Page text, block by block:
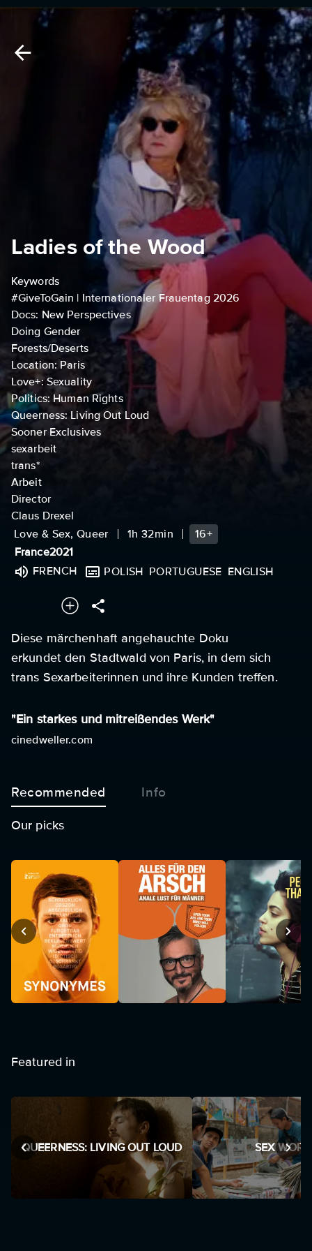
Ladies of the Wood
Keywords
#GiveToGain | Internationaler Frauentag 2026
Docs: New Perspectives
Doing Gender
Forests/Deserts
Location: Paris
Love+: Sexuality
Politics: Human Rights
Queerness: Living Out Loud
Sooner Exclusives
sexarbeit
trans*
Arbeit
Director
Claus Drexel
Love & Sex, Queer
1h 32min
16+
France2021
FRENCH
POLISH PORTUGUESE ENGLISH
Diese märchenhaft angehauchte Doku
erkundet den Stadtwald von Paris, in dem sich
trans Sexarbeiterinnen und ihre Kunden treffen.
"Ein starkes und mitreißendes Werk"
cinedweller.com
Recommended Info
Our picks
Featured in
QUEERNESS: LIVING OUT LOUD SEX WORK